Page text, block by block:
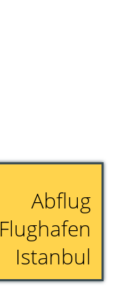
Abflug
Flughafen
Istanbul